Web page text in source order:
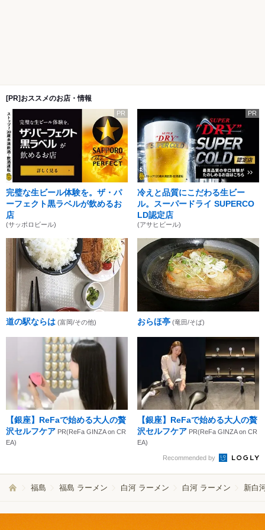
[PR]おススメのお店・情報
PR
完璧な生ビール体験を。ザ・パ
ーフェクト黒ラベルが飲めるお
店
(サッポロビール)
PR
冷えと品質にこだわる生ビー
ル。スーパードライ SUPERCO
LD認定店
(アサヒビール)
道の駅ならは (富岡/その他) おらほ亭 (竜田/そば)
【銀座】ReFaで始める大人の贅
沢セルフケア PR(ReFa GINZA on CR
EA)
【銀座】ReFaで始める大人の贅
沢セルフケア PR(ReFa GINZA on CR
EA)
Recommended by
福島 福島 ラーメン 白河 ラーメン 白河 ラーメン 新白